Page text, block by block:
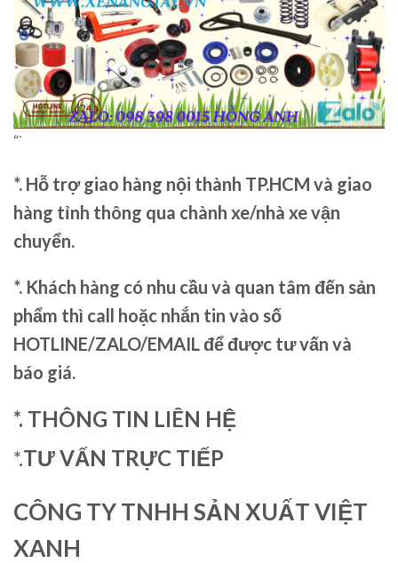
“`
*. Hỗ trợ giao hàng nội thành TP.HCM và giao
hàng tỉnh thông qua chành xe/nhà xe vận
chuyển.
*. Khách hàng có nhu cầu và quan tâm đến sản
phẩm thì call hoặc nhắn tin vào số
HOTLINE/ZALO/EMAIL để được tư vấn và
báo giá.
*. THÔNG TIN LIÊN HỆ
*.TƯ VẤN TRỰC TIẾP
CÔNG TY TNHH SẢN XUẤT VIỆT
XANH